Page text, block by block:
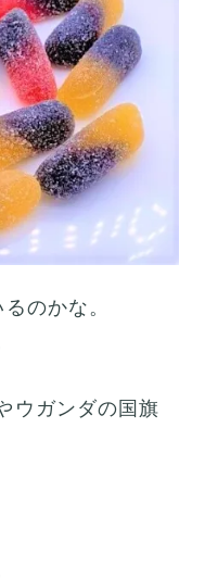
のかな。
ウガンダの国旗